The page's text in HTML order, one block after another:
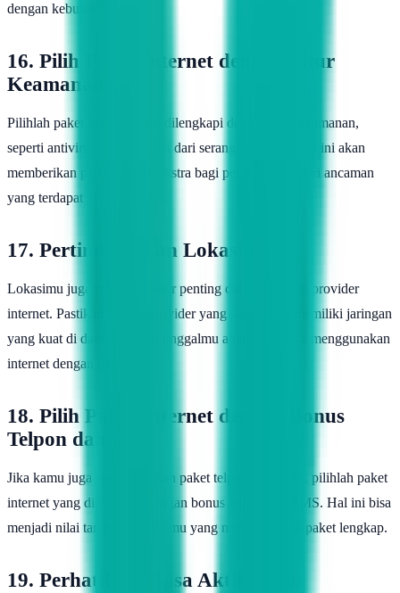
dengan kebutuhanmu.
16. Pilih Paket Internet dengan Fitur
Keamanan
Pilihlah paket internet yang dilengkapi dengan fitur keamanan,
seperti antivirus atau proteksi dari serangan hacker. Hal ini akan
memberikan perlindungan ekstra bagi perangkatmu dari ancaman
yang terdapat di dunia maya.
17. Pertimbangkan Lokasimu
Lokasimu juga menjadi faktor penting dalam memilih provider
internet. Pastikan bahwa provider yang kamu pilih memiliki jaringan
yang kuat di daerah tempat tinggalmu agar kamu bisa menggunakan
internet dengan lancar.
18. Pilih Paket Internet dengan Bonus
Telpon dan SMS
Jika kamu juga membutuhkan paket telpon dan SMS, pilihlah paket
internet yang dilengkapi dengan bonus telpon dan SMS. Hal ini bisa
menjadi nilai tambah bagi kamu yang membutuhkan paket lengkap.
19. Perhatikan Masa Aktif Bonus